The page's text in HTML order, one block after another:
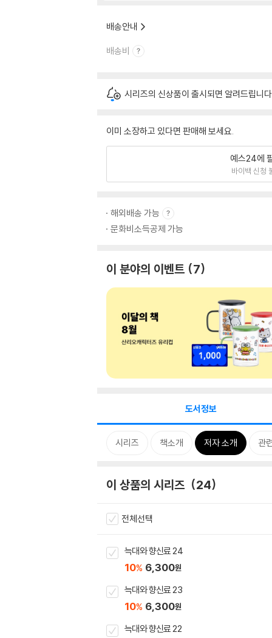
배송안내
배송비
시리즈의 신상품이 출시되면 알려드립니
이미 소장하고 있다면 판매해 보세요.
예스24에
바이백 신청
해외배송 가능
문화비소득공제 가능
이 분야의 이벤트 7
도서정보
시리즈 책소개 저자 소개 관
이 상품의 시리즈 24
전체선택
늑대와 향신료 24
10% 6,300원
늑대와 향신료 23
10% 6,300원
늑대와 향신료 22